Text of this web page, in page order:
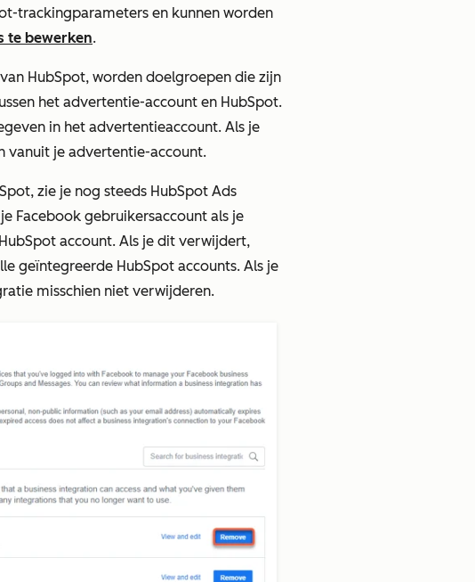
trackingparameters en kunnen worden
te bewerken.
HubSpot, worden doelgroepen die zijn
het advertentie-account en HubSpot.
in het advertentieaccount. Als je
vanuit je advertentie-account.
zie je nog steeds HubSpot Ads
Facebook gebruikersaccount als je
account. Als je dit verwijdert,
geïntegreerde HubSpot accounts. Als je
misschien niet verwijderen.